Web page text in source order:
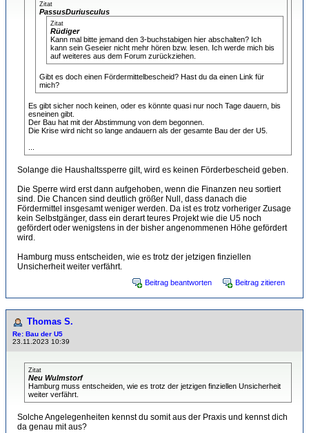
Zitat
PassusDuriusculus
Zitat
Rüdiger
Kann mal bitte jemand den 3-buchstabigen hier abschalten? Ich
kann sein Geseier nicht mehr hören bzw. lesen. Ich werde mich bis
auf weiteres aus dem Forum zurückziehen.
Gibt es doch einen Fördermittelbescheid? Hast du da einen Link für
mich?
Es gibt sicher noch keinen, oder es könnte quasi nur noch Tage dauern, bis
esneinen gibt.
Der Bau hat mit der Abstimmung von dem begonnen.
Die Krise wird nicht so lange andauern als der gesamte Bau der der U5.
Solange die Haushaltssperre gilt, wird es keinen Förderbescheid geben.
Die Sperre wird erst dann aufgehoben, wenn die Finanzen neu sortiert
sind. Die Chancen sind deutlich größer Null, dass danach die
Fördermittel insgesamt weniger werden. Da ist es trotz vorheriger Zusage
kein Selbstgänger, dass ein derart teures Projekt wie die U5 noch
gefördert oder wenigstens in der bisher angenommenen Höhe gefördert
wird.
Hamburg muss entscheiden, wie es trotz der jetzigen finziellen
Unsicherheit weiter verfährt.
Beitrag beantworten Beitrag zitieren
Thomas S.
Re: Bau der U5
23.11.2023 10:39
Zitat
Neu Wulmstorf
Hamburg muss entscheiden, wie es trotz der jetzigen finziellen Unsicherheit
weiter verfährt.
Solche Angelegenheiten kennst du somit aus der Praxis und kennst dich
da genau mit aus?